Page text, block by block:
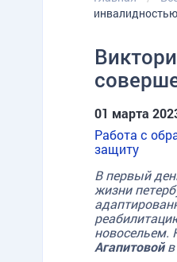
инвалидностью
01 марта
Работа с
защиту
В первый
жизни
новосельем.
Агапитовойв